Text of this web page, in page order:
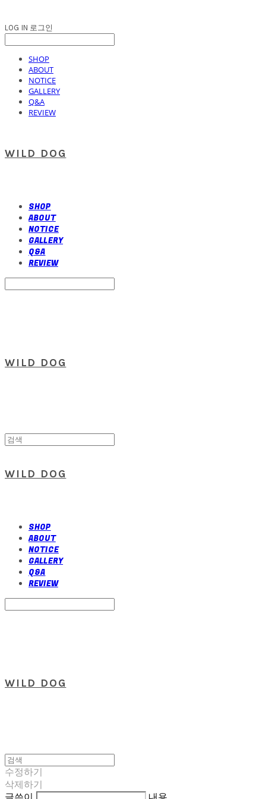
LOG IN 로그인
SHOP
ABOUT
NOTICE
GALLERY
Q&A
REVIEW
WILD DOG
SHOP
ABOUT
NOTICE
GALLERY
Q&A
REVIEW
WILD DOG
WILD DOG
SHOP
ABOUT
NOTICE
GALLERY
Q&A
REVIEW
WILD DOG
수정하기
삭제하기